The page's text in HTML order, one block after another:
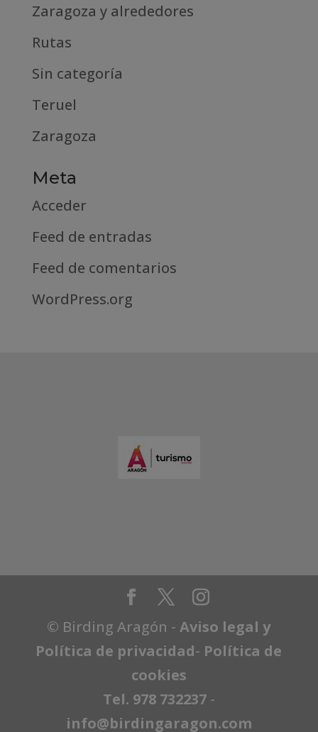
Zaragoza y alrededores
Rutas
Sin categoría
Teruel
Zaragoza
Meta
Acceder
Feed de entradas
Feed de comentarios
WordPress.org
© Birding Aragón -Aviso legal y
Política de privacidad- Política de
cookies
Tel. 978 732237 -
info@birdingaragon.com